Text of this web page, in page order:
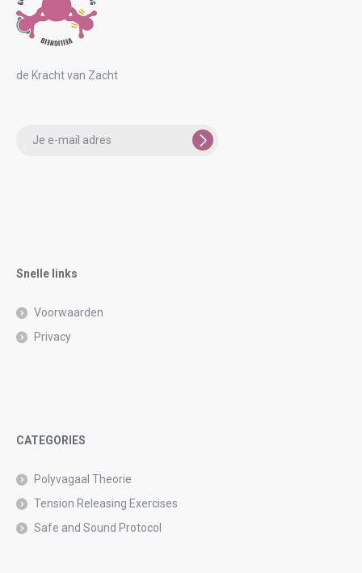
de Kracht van Zacht
Snelle links
Voorwaarden
Privacy
CATEGORIES
Polyvagaal Theorie
Tension Releasing Exercises
Safe and Sound Protocol